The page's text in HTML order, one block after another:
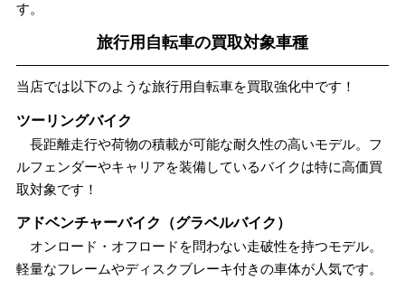
す。
旅行用自転車の買取対象車種
当店では以下のような旅行用自転車を買取強化中です！
ツーリングバイク
長距離走行や荷物の積載が可能な耐久性の高いモデル。フ
ルフェンダーやキャリアを装備しているバイクは特に高価買
取対象です！
アドベンチャーバイク（グラベルバイク）
オンロード・オフロードを問わない走破性を持つモデル。
軽量なフレームやディスクブレーキ付きの車体が人気です。